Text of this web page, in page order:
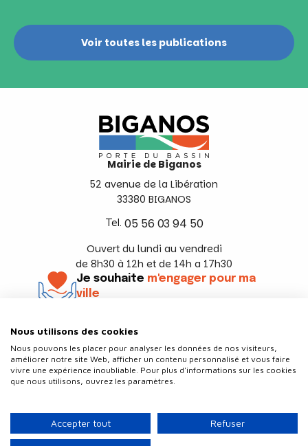
Voir toutes les publications
Mairie de Biganos
52 avenue de la Libération
33380 BIGANOS
Tel. 05 56 03 94 50
Ouvert du lundi au vendredi
de 8h30 à 12h et de 14h a 17h30
Je souhaite m'engager pour ma
ville
Politique de confidentialité
Plan du site
Nous utilisons des cookies
Nous pouvons les placer pour analyser les données de nos visiteurs,
améliorer notre site Web, afficher un contenu personnalisé et vous faire
vivre une expérience inoubliable. Pour plus d'informations sur les cookies
que nous utilisons, ouvrez les paramètres.
Accepter tout Refuser